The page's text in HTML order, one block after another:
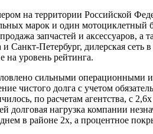
на территории Российской
марок и один
запчастей и аксессуаров,
Петербург, дилерская
на уровень рейтинга.
сильными операционными
чистого долга с учетом
по расчетам агентства, с
нагрузка компании
в районе 2x, а процентное